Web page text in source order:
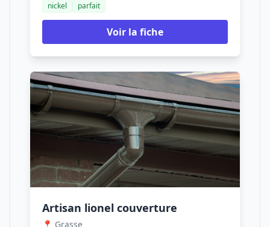
nickel
parfait
Voir la fiche
Artisan lionel couverture
📍 Grasse